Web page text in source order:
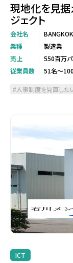
現地化を見据
ジェクト
会社名
業種
製造業
売上
550百万
従業員数
51名～
人事制度を見直した
ICT